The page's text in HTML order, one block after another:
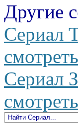
Другие
Сериал
Сериал